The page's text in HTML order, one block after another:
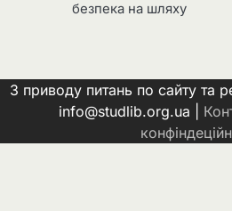
безпека на шляху
З приводу питань по сайту та
info@studlib.org.ua |